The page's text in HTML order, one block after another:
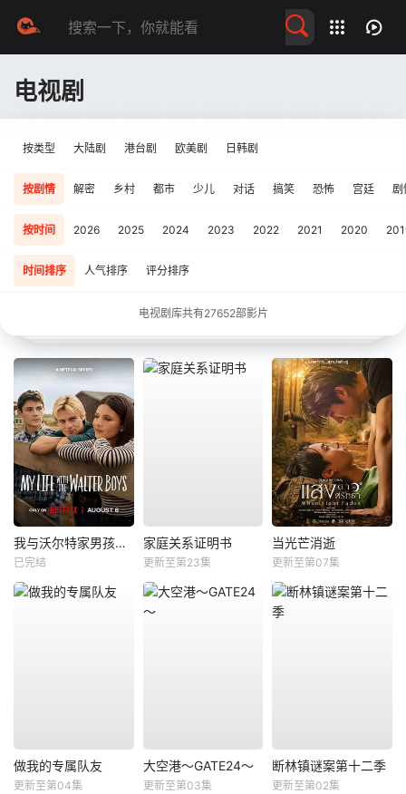
电视剧
按类型 大陆剧 港台剧 欧美剧 日韩剧
按剧情 解密 乡村 都市 少儿 对话 搞笑 恐怖 宫廷 剧
按时间 2026 2025 2024 2023 2022 2021 2020
时间排序 人气排序 评分排序
电视剧库共有27652部影片
我与沃尔特家男孩的生活第三季
已完结
家庭关系证明书
更新至第23集
当光芒消逝
更新至第07集
做我的专属队友
更新至第04集
大空港～GATE24～
更新至第03集
断林镇谜案第十二季
更新至第02集